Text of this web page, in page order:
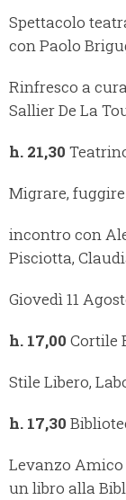
Spettacolo
con Paolo
Rinfresco a
Sallier De La
h. 21,30
Migrare,
incontro con
Pisciotta,
Giovedì 11
h. 17,00 Cortile
Stile Libero,
h. 17,30
Levanzo
un libro alla